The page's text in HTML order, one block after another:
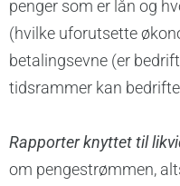
penger som er lån og
(hvilke uforutsette
betalingsevne (er
tidsrammer kan
Rapporter knyttet til
om pengestrømmen,